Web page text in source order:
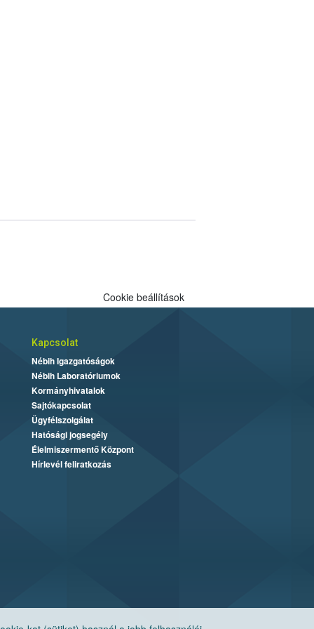
Cookie beállítások
Kapcsolat
Nébih Igazgatóságok
Nébih Laboratóriumok
Kormányhivatalok
Sajtókapcsolat
Ügyfélszolgálat
Hatósági jogsegély
Élelmiszermentő Központ
Hírlevél feliratkozás